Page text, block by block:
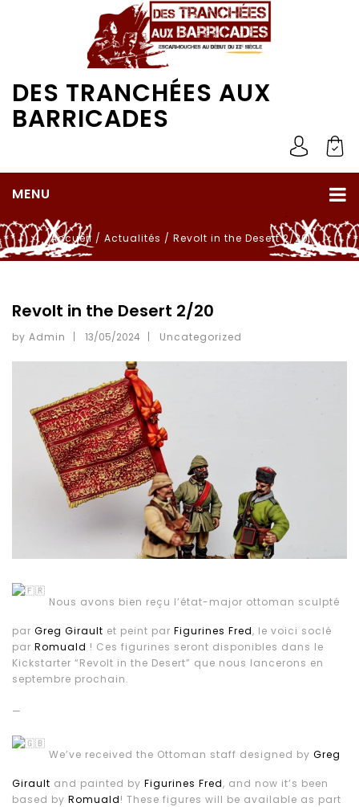
DES TRANCHÉES AUX
BARRICADES
MENU
Accueil / Actualités / Revolt in the Desert 2/20
Revolt in the Desert 2/20
by Admin 13/05/2024 Uncategorized
Nous avons bien reçu l’état-major ottoman sculpté
par Greg Girault et peint par Figurines Fred, le voici soclé
par Romuald ! Ces figurines seront disponibles dans le
Kickstarter “Revolt in the Desert” que nous lancerons en
septembre prochain.
—
We’ve received the Ottoman staff designed by Greg
Girault and painted by Figurines Fred, and now it’s been
based by Romuald! These figures will be available as part